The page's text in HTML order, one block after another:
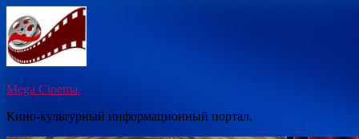
Перейти
к
содержимому
Mega Cinema.
Кино-культурный информационный портал.